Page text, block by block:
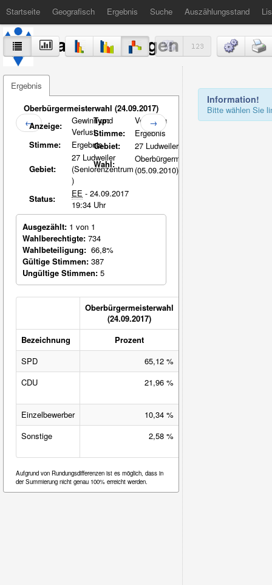
Startseite Geografisch Ergebnis Suche Auszählungsstand
Stadt Völklingen
Ergebnis
Oberbürgermeisterwahl (24.09.2017)
←Anzeige:
Gewinn und
Verlust
Stimme:
Ergebnis
Gebiet:
27 Ludweiler
(Seniorenzentrum
)
Status:
EE - 24.09.2017
19:34 Uhr
Typ:
Vergleich
Stimme:
Ergebnis
Gebiet:
27 Ludweiler
Wahl:
Oberbürgermeisterwahl
(05.09.2010)
→
Ausgezählt: 1 von 1
Wahlberechtigte: 734
Wahlbeteiligung: 66,8%
Gültige Stimmen: 387
Ungültige Stimmen: 5
Oberbürgermeisterwahl
(24.09.2017)
Bezeichnung
Prozent
SPD
65,12 %
CDU
21,96 %
Einzelbewerber
10,34 %
Sonstige
2,58 %
Aufgrund von Rundungsdifferenzen ist es möglich, dass in
der Summierung nicht genau 100% erreicht werden.
Information!
Bitte wählen Sie